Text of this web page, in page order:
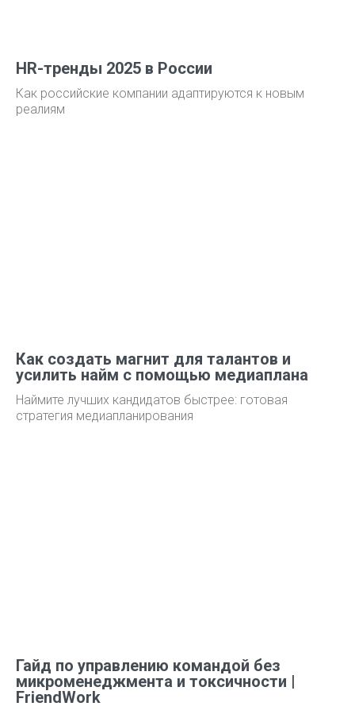
HR-тренды 2025 в России
Как российские компании адаптируются к новым
реалиям
Как создать магнит для талантов и
усилить найм с помощью медиаплана
Наймите лучших кандидатов быстрее: готовая
стратегия медиапланирования
Гайд по управлению командой без
микроменеджмента и токсичности |
FriendWork